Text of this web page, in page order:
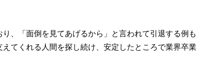
、「面倒を見てあげるから」と言われて引退する例も
てくれる人間を探し続け、安定したところで業界卒業